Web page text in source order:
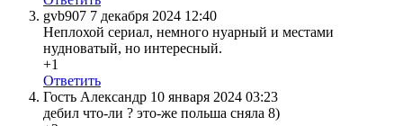
gvb907 7 декабря 2024 12:40
Неплохой сериал, немного нуарный и местами
нудноватый, но интересный.
+1
Ответить
Гость Александр 10 января 2024 03:23
дебил что-ли ? это-же польша сняла 8)